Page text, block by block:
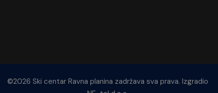
©2026 Ski centar Ravna planina zadržava sva prava. Izgradio